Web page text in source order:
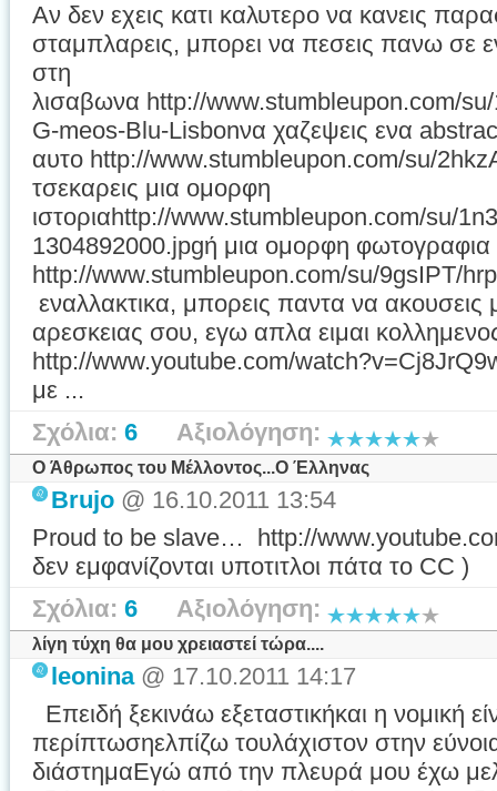
Αν δεν εχεις κατι καλυτερο να κανεις
σταμπλαρεις, μπορει να πεσεις πανω σε
στη
λισαβωνα http://www.stumbleupon.com/
G-meos-Blu-Lisbonνα χαζεψεις ενα
αυτο http://www.stumbleupon.com/su/
τσεκαρεις μια ομορφη
ιστοριαhttp://www.stumbleupon.com/su/
1304892000.jpgή μια ομορφη φωτογραφια
http://www.stumbleupon.com/su/9gsIPT/
εναλλακτικα, μπορεις παντα να ακουσεις
αρεσκειας σου, εγω απλα ειμαι
http://www.youtube.com/
με ...
Σχόλια: 6 Αξιολόγηση:
O Άθρωπος του Μέλλοντος...O Έλληνας
Brujo @ 16.10.2011 13:54
Proud to be slave… http://
δεν εμφανίζονται υποτιτλοι πάτα το CC )
Σχόλια: 6 Αξιολόγηση:
λίγη τύχη θα μου χρειαστεί τώρα....
leonina@ 17.10.2011 14:17
Επειδή ξεκινάω εξεταστικήκαι η νομική
περίπτωσηελπίζω τουλάχιστον στην
διάστημαΕγώ από την πλευρά μου έχω